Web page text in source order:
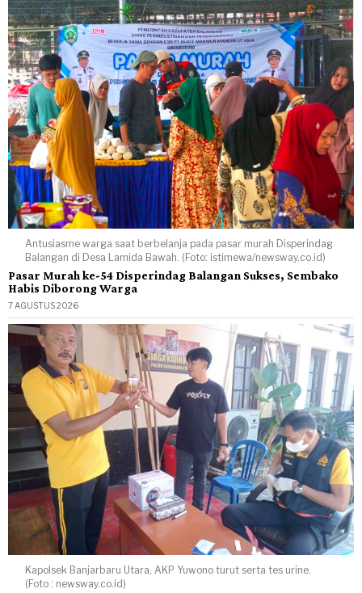
Antusiasme warga saat berbelanja pada pasar murah Disperindag
Balangan di Desa Lamida Bawah. (Foto: istimewa/newsway.co.id)
Pasar Murah ke-54 Disperindag Balangan Sukses, Sembako
Habis Diborong Warga
7 AGUSTUS 2026
Kapolsek Banjarbaru Utara, AKP Yuwono turut serta tes urine.
(Foto : newsway.co.id)